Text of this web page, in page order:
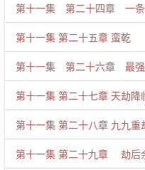
第十一集 第二十四章 一
第十一集 第二十五章 蛮乾
第十一集 第二十六章 最强
第十一集 第二十七章 天劫降
第十一集 第二十八章 九九重
第十一集 第二十九章 劫后